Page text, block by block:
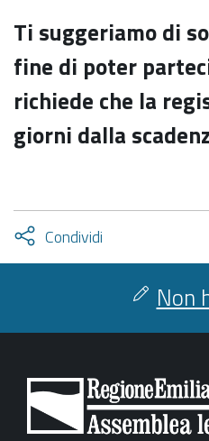
Ti suggeriamo di
fine di poter
richiede che la
giorni dalla
Condividi
Attiva
condividi
Non